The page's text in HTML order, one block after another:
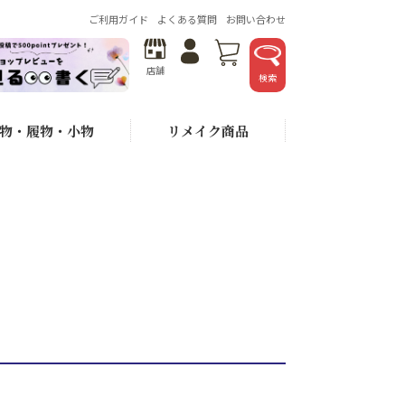
ご利用ガイド よくある質問 お問い合わせ
店舗
検索
・履物・小物 リメイク商品